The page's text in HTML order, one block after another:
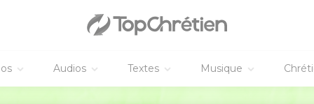
Audios Textes Musique
! Comment pensez-vous éviter d’être condamnés à l’enfer
que retomberont les conséquences de tous les meurtres